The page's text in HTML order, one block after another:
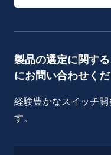
製品の選定に関す
にお問い合わせくだ
経験豊かなスイッチ
す。